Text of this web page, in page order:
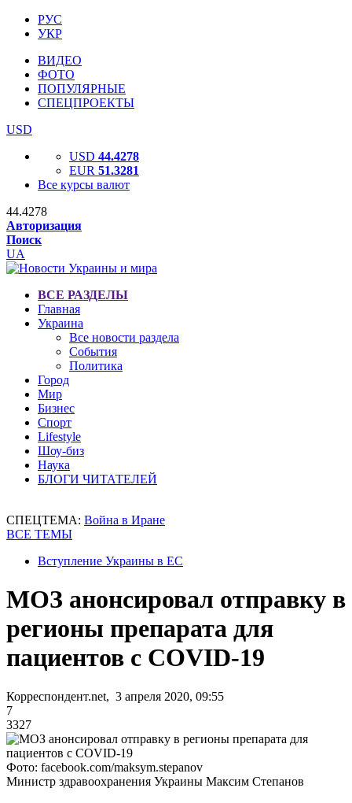
РУС
УКР
ВИДЕО
ФОТО
ПОПУЛЯРНЫЕ
СПЕЦПРОЕКТЫ
USD
USD 44.4278
EUR 51.3281
Все курсы валют
44.4278
Авторизация
Поиск
UA
ВСЕ РАЗДЕЛЫ
Главная
Украина
Все новости раздела
События
Политика
Город
Мир
Бизнес
Спорт
Lifestyle
Шоу-биз
Наука
БЛОГИ ЧИТАТЕЛЕЙ
СПЕЦТЕМА: Война в Иране
ВСЕ ТЕМЫ
Вступление Украины в ЕС
МОЗ анонсировал отправку в
регионы препарата для
пациентов с COVID-19
Корреспондент.net, 3 апреля 2020, 09:55
7
3327
Фото: facebook.com/maksym.stepanov
Министр здравоохранения Украины Максим Степанов